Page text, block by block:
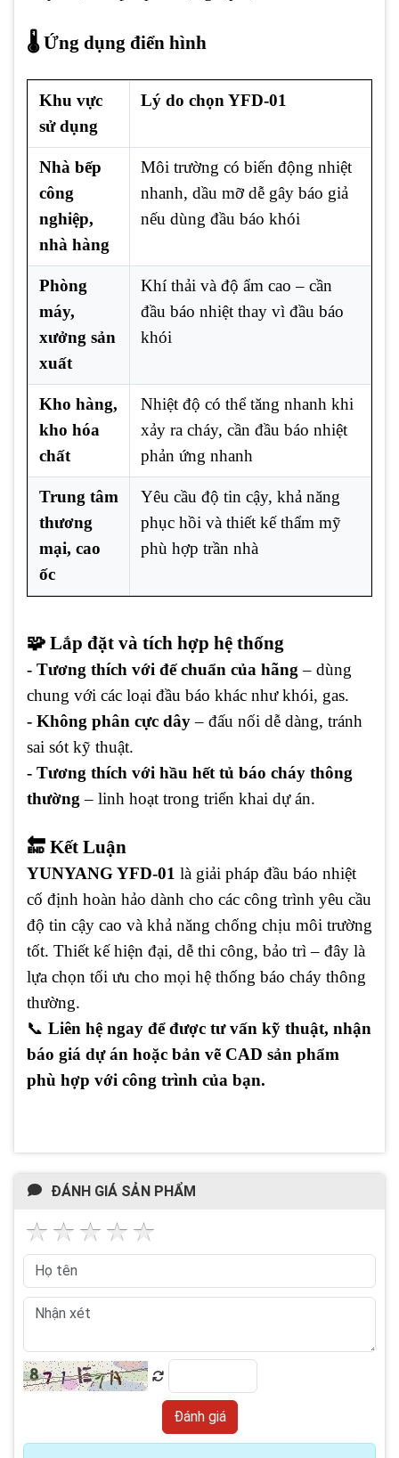
🌡️ Ứng dụng điển hình
Khu vực
sử dụng
Lý do chọn YFD-01
Nhà bếp
công
nghiệp,
nhà hàng
Môi trường có biến động nhiệt
nhanh, dầu mỡ dễ gây báo giả
nếu dùng đầu báo khói
Phòng
máy,
xưởng sản
xuất
Khí thải và độ ẩm cao – cần
đầu báo nhiệt thay vì đầu báo
khói
Kho hàng,
kho hóa
chất
Nhiệt độ có thể tăng nhanh khi
xảy ra cháy, cần đầu báo nhiệt
phản ứng nhanh
Trung tâm
thương
mại, cao
ốc
Yêu cầu độ tin cậy, khả năng
phục hồi và thiết kế thẩm mỹ
phù hợp trần nhà
🧩 Lắp đặt và tích hợp hệ thống
- Tương thích với đế chuẩn của hãng – dùng
chung với các loại đầu báo khác như khói, gas.
- Không phân cực dây– đấu nối dễ dàng, tránh
sai sót kỹ thuật.
- Tương thích với hầu hết tủ báo cháy thông
thường – linh hoạt trong triển khai dự án.
🔚 Kết Luận
YUNYANG YFD-01 là giải pháp đầu báo nhiệt
cố định hoàn hảo dành cho các công trình yêu cầu
độ tin cậy cao và khả năng chống chịu môi trường
tốt. Thiết kế hiện đại, dễ thi công, bảo trì – đây là
lựa chọn tối ưu cho mọi hệ thống báo cháy thông
thường.
📞 Liên hệ ngay để được tư vấn kỹ thuật, nhận
báo giá dự án hoặc bản vẽ CAD sản phẩm
phù hợp với công trình của bạn.
ĐÁNH GIÁ SẢN PHẨM